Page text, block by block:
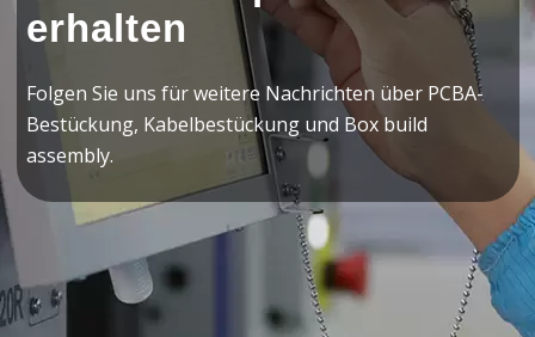
erhalten
Folgen Sie uns für weitere Nachrichten über PCBA-
Bestückung, Kabelbestückung und Box build
assembly.